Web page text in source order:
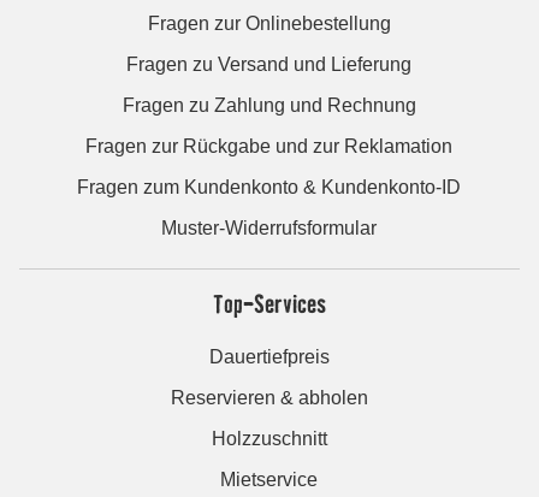
Fragen zur Onlinebestellung
Fragen zu Versand und Lieferung
Fragen zu Zahlung und Rechnung
Fragen zur Rückgabe und zur Reklamation
Fragen zum Kundenkonto & Kundenkonto-ID
Muster-Widerrufsformular
Top-Services
Dauertiefpreis
Reservieren & abholen
Holzzuschnitt
Mietservice